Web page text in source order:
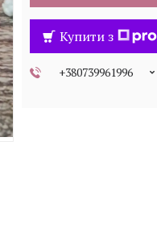
Купити з
+380739961996